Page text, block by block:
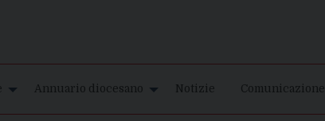
Annuario diocesano Notizie Comunicazione